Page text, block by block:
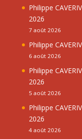
Philippe
2026
7 août 2026
Philippe
6 août 2026
Philippe
2026
5 août 2026
Philippe
2026
4 août 2026